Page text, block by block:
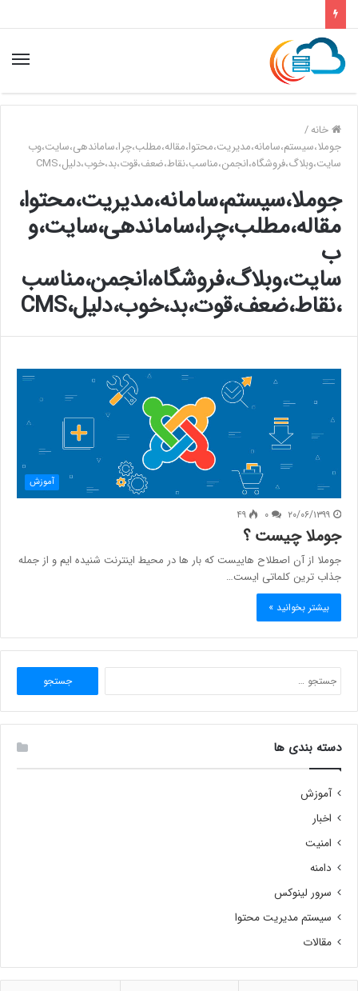
خانه/
جوملا،سیستم،سامانه،مدیریت،محتوا،مقاله،مطلب،چرا،ساماندهی،سایت،وب
سایت،وبلاگ،فروشگاه،انجمن،مناسب،نقاط،ضعف،قوت،بد،خوب،دلیل،CMS
جوملا،سیستم،سامانه،مدیریت،محتوا،
مقاله،مطلب،چرا،ساماندهی،سایت،و
ب
سایت،وبلاگ،فروشگاه،انجمن،مناسب
،نقاط،ضعف،قوت،بد،خوب،دلیل،CMS
آموزش
۲۰/۰۶/۱۳۹۹ ۴۹
جوملا چیست ؟
جوملا از آن اصطلاح هاییست که بار ها در محیط اینترنت شنیده ایم و از جمله
جذاب ترین کلماتی ایست…
بیشتر بخوانید »
برای:
دسته بندی ها
آموزش
اخبار
امنیت
دامنه
سرور لینوکس
سیستم مدیریت محتوا
مقالات